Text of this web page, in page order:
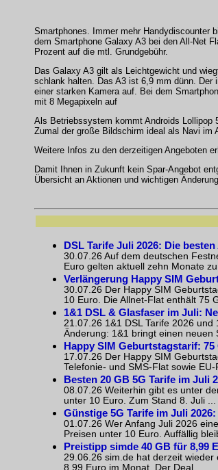
Smartphones. Immer mehr Handydiscounter
dem Smartphone Galaxy A3 bei den All-Net
Prozent auf die mtl. Grundgebühr.
Das Galaxy A3 gilt als Leichtgewicht und
schlank halten. Das A3 ist 6,9 mm dünn.
einer starken Kamera auf. Bei dem
mit 8 Megapixeln auf
Als Betriebssystem kommt Androids Lollipop
Zumal der große Bildschirm ideal als Navi im
Weitere Infos zu den derzeitigen Angeboten
Damit Ihnen in Zukunft kein Spar-Angebot
Übersicht an Aktionen und wichtigen
DSL Tarife Juli 2026: Die
30.07.26 Auf dem deutschen
Euro gelten aktuell zehn Monate
Verlängerung Happy SIM
30.07.26 Der Happy SIM
10 Euro. Die Allnet-Flat enthält 75
1&1 DSL & Glasfaser im Juli:
21.07.26 1&1 DSL Tarife 2026
Änderung: 1&1 bringt einen neuen
Happy SIM Geburtstagstarif: 75
17.07.26 Der Happy SIM
Telefonie- und SMS-Flat sowie
Besten 20 GB 5G Tarife im Juli
08.07.26 Weiterhin gibt es unter
unter 10 Euro. Zum Stand 8. Juli ...
Günstige 5G Tarife im Juli
01.07.26 Wer Anfang Juli 2026
Preisen unter 10 Euro. Auffällig
Preistipp simde 40 GB für 8,99
29.06.26 sim.de hat derzeit
8,99 Euro im Monat. Der Deal ...